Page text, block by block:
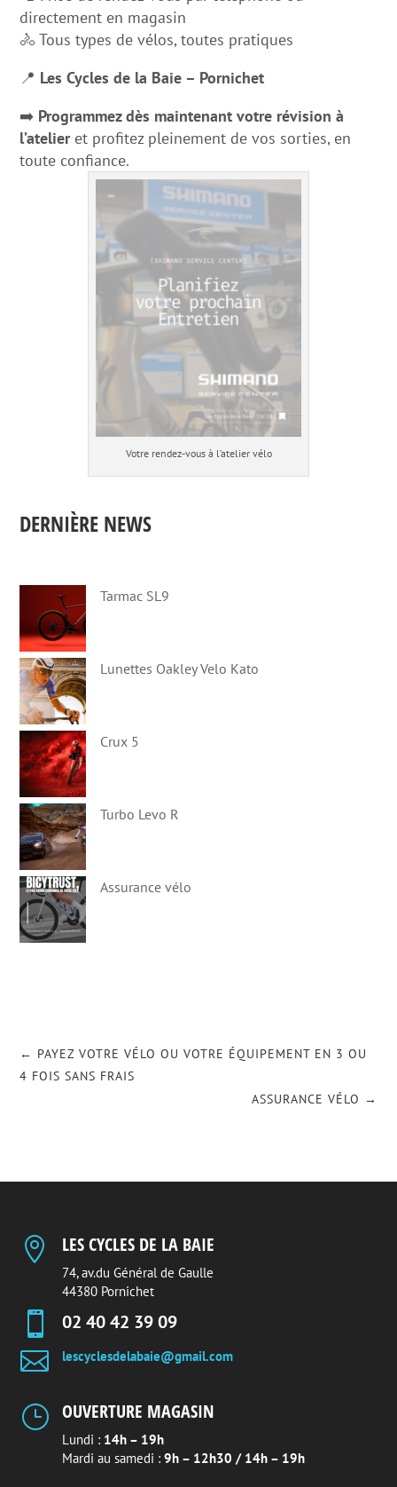
directement en magasin
🚴 Tous types de vélos, toutes pratiques
📍 Les Cycles de la Baie – Pornichet
➡️ Programmez dès maintenant votre révision à
l’atelieret profitez pleinement de vos sorties, en
toute confiance.
Votre rendez-vous à l’atelier vélo
DERNIÈRE NEWS
Tarmac SL9
Lunettes Oakley Velo Kato
Crux 5
Turbo Levo R
Assurance vélo
← PAYEZ VOTRE VÉLO OU VOTRE ÉQUIPEMENT EN 3 OU
4 FOIS SANS FRAIS
ASSURANCE VÉLO →
 LES CYCLES DE LA BAIE
74, av.du Général de Gaulle
44380 Pornichet
 02 40 42 39 09
 lescyclesdelabaie@gmail.com
} OUVERTURE MAGASIN
Lundi : 14h – 19h
Mardi au samedi : 9h – 12h30 / 14h – 19h